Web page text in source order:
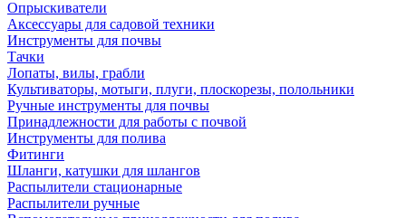
Опрыскиватели
Аксессуары для садовой техники
Инструменты для почвы
Тачки
Лопаты, вилы, грабли
Культиваторы, мотыги, плуги, плоскорезы, полольники
Ручные инструменты для почвы
Принадлежности для работы с почвой
Инструменты для полива
Фитинги
Шланги, катушки для шлангов
Распылители стационарные
Распылители ручные